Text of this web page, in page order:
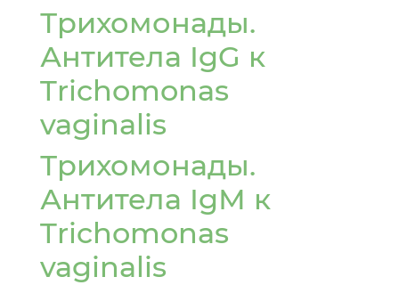
Трихомонады.
Антитела IgG к
Trichomonas
vaginalis
Трихомонады.
Антитела IgМ к
Trichomonas
vaginalis